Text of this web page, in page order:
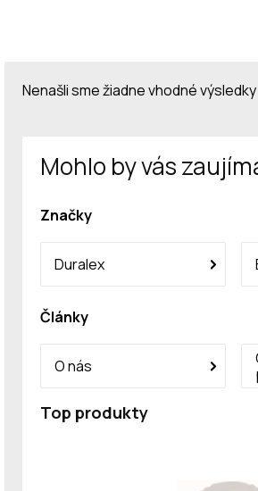
Nenašli sme žiadne vhodné výsledky
Mohlo by vás
Značky
Duralex
Články
O nás
Top produkty